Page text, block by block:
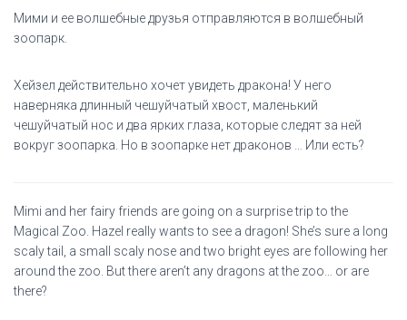
Мими и ее волшебные друзья отправляются в волшебный
зоопарк.
Хейзел действительно хочет увидеть дракона! У него
наверняка длинный чешуйчатый хвост, маленький
чешуйчатый нос и два ярких глаза, которые следят за ней
вокруг зоопарка. Но в зоопарке нет драконов … Или есть?
Mimi and her fairy friends are going on a surprise trip to the
Magical Zoo. Hazel really wants to see a dragon! She’s sure a long
scaly tail, a small scaly nose and two bright eyes are following her
around the zoo. But there aren’t any dragons at the zoo… or are
there?